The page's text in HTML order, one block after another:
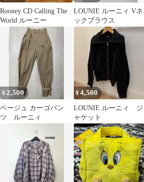
Rooney CD Calling The
World ルーニー
LOUNIE ルーニィ Vネ
ックブラウス
¥ 2,500
ベージュ カーゴパン
ツ ルーニィ
¥4,500
LOUNIE ルーニィ ジ
ャケット